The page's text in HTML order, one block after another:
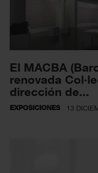
El MACBA
renovada
dirección de...
EXPOSICIONES 13